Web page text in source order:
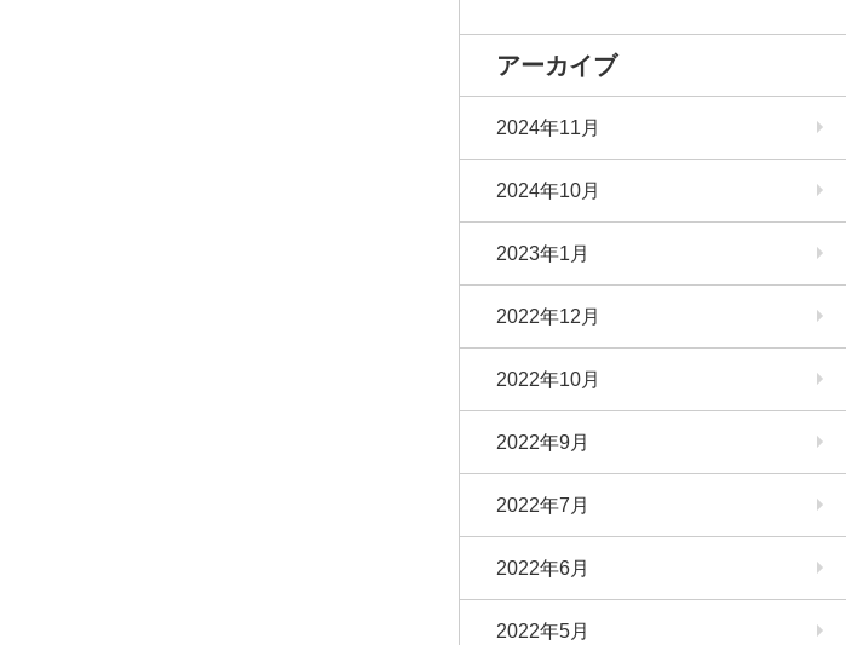
アーカイブ
2024年11月
2024年10月
2023年1月
2022年12月
2022年10月
2022年9月
2022年7月
2022年6月
2022年5月